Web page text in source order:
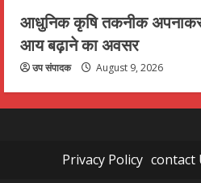
आधुनिक कृषि तकनीक अपनाकर
आय बढ़ाने का अवसर
उप संपादक August 9, 2026
Privacy Policy contact